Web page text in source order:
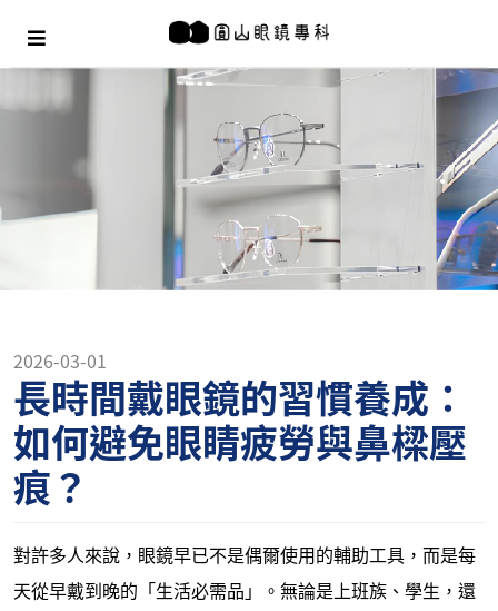
2026-03-01
長時間戴眼鏡的習慣養成：
如何避免眼睛疲勞與鼻樑壓
痕？
對許多人來說，眼鏡早已不是偶爾使用的輔助工具，而是每
天從早戴到晚的「生活必需品」。無論是上班族、學生，還